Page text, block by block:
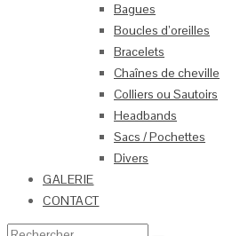
Bagues
Boucles d’oreilles
Bracelets
Chaînes de cheville
Colliers ou Sautoirs
Headbands
Sacs / Pochettes
Divers
GALERIE
CONTACT